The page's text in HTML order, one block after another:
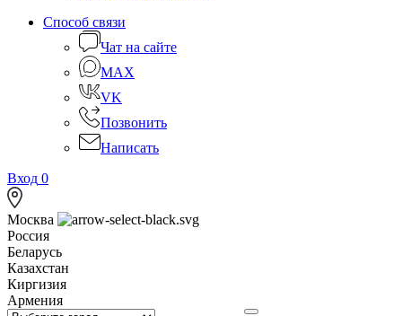
Способ связи
Чат на сайте
MAX
VK
Позвонить
Написать
Вход 0
Москва
Россия
Беларусь
Казахстан
Киргизия
Армения